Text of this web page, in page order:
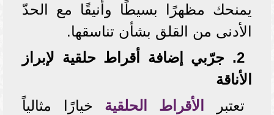
يمنحك مظهرًا بسيطًا وأنيقًا مع الحدّ
الأدنى من القلق بشأن تناسقها.
2. جرّبي إضافة أقراط حلقية لإبراز
الأناقة
تعتبر
الأقراط الحلقية خيارًا مثالياً